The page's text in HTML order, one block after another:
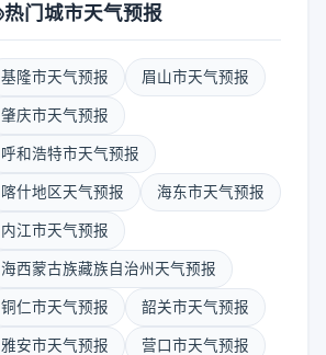
热门城市天气预报
基隆市天气预报 眉山市天气预报
肇庆市天气预报
呼和浩特市天气预报
喀什地区天气预报 海东市天气预报
内江市天气预报
海西蒙古族藏族自治州天气预报
铜仁市天气预报 韶关市天气预报
雅安市天气预报 营口市天气预报